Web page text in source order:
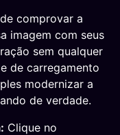
comprovar a
imagem com seus
sem qualquer
de carregamento
modernizar a
de verdade.
Clique no